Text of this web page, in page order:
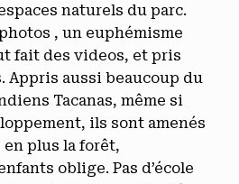
naturels du parc.
, un euphémisme
fait des videos, et pris
Appris aussi beaucoup du
Tacanas, même si
ils sont amenés
plus la forêt,
oblige. Pas d’école